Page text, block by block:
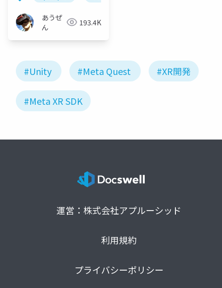
あうぜ
ん
193.4K
#Unity #Meta Quest #XR開発
#Meta XR SDK
運営：株式会社アプルーシッド
利用規約
プライバシーポリシー